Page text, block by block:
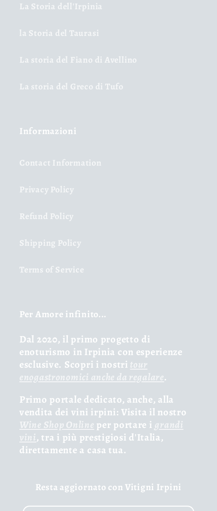
La Storia dell'Irpinia
la Storia del Taurasi
La storia del Fiano di Avellino
La storia del Greco di Tufo
Informazioni
Contact Information
Privacy Policy
Refund Policy
Shipping Policy
Terms of Service
Per Amore infinito...
Dal 2020, il primo progetto di
enoturismo in Irpinia con esperienze
esclusive. Scopri i nostri tour
enogastronomici anche da regalare.
Primo portale dedicato, anche, alla
vendita dei vini irpini: Visita il nostro
Wine Shop Online per portare i grandi
vini, tra i più prestigiosi d'Italia,
direttamente a casa tua.
Resta aggiornato con Vitigni Irpini